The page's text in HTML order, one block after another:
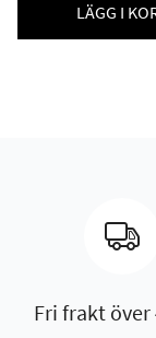
LÄGG I
Fri frakt över